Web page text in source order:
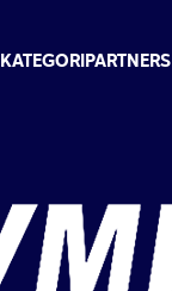
KATEGORIPARTNERS